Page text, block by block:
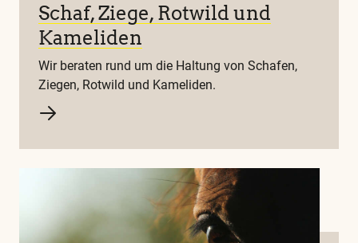
Schaf, Ziege, Rotwild und
Kameliden
Wir beraten rund um die Haltung von Schafen,
Ziegen, Rotwild und Kameliden.